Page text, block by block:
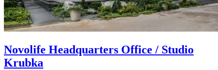
Novolife Headquarters Office / Studio
Krubka